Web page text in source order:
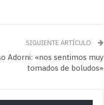
SIGUIENTE ARTÍCULO
Adorni: «nos sentimos muy
tomados de boludos»